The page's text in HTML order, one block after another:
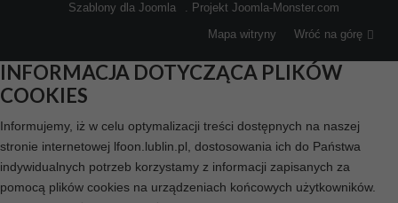
Szablony dla Joomla
. Projekt Joomla-Monster.com
Mapa witryny
Wróć na górę
INFORMACJA DOTYCZĄCA PLIKÓW
COOKIES
Informujemy, iż w celu optymalizacji treści dostępnych na naszej
stronie internetowej lfoon.lublin.pl, dostosowania ich do Państwa
indywidualnych potrzeb korzystamy z informacji zapisanych za
pomocą plików cookies na urządzeniach końcowych użytkowników.